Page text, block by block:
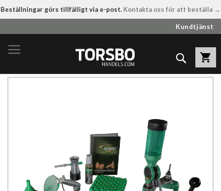
Beställningar görs tillfälligt via e-post. Kontakta oss för att beställa →
till
innehållet
Kundtjänst
Sök